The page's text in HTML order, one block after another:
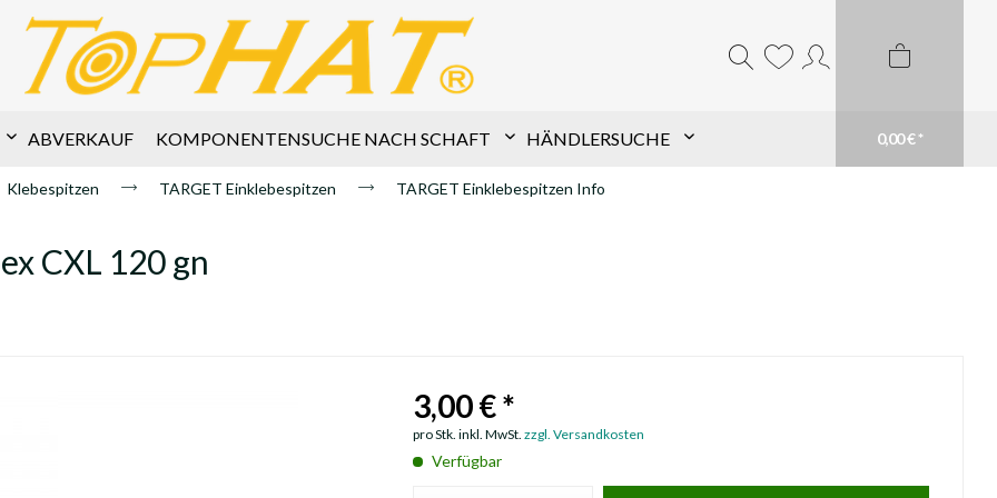
0,00 € *
ABVERKAUF KOMPONENTENSUCHE NACH SCHAFT HÄNDLERSUCHE
Klebespitzen TARGET Einklebespitzen TARGET Einklebespitzen Info
CXL 120 gn
3,00 € *
pro Stk. inkl. MwSt. zzgl. Versandkosten
Verfügbar